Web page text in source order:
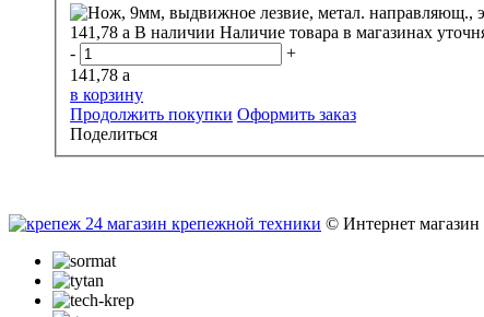
141,78 a В наличии Наличие товара в магазинах
-
+
141,78 a
в корзину
Продолжить покупки Оформить заказ
Поделиться
© Интернет